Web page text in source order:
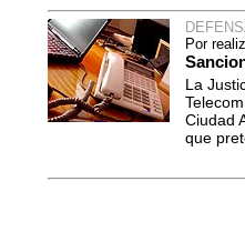
Por
La
Ciudad
que